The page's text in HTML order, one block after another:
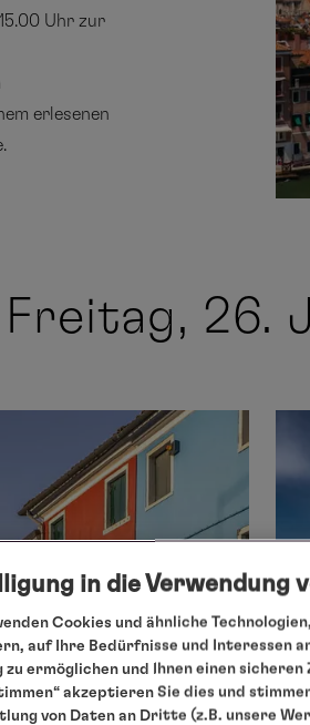
Uhr zur
erlesenen
Freitag, 26.
in die Verwendung
Cookies und ähnliche
auf Ihre Bedürfnisse und Interessen
zu ermöglichen und Ihnen einen
akzeptieren Sie dies und
von Daten an Dritte (z.B. unsere